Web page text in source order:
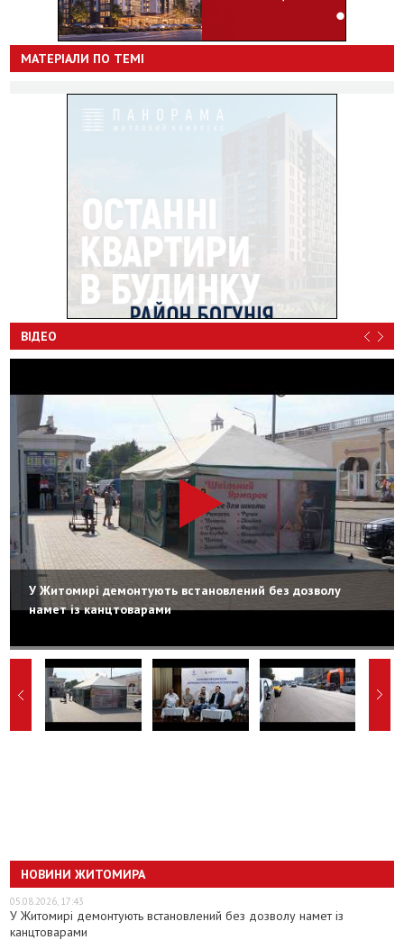
МАТЕРІАЛИ ПО ТЕМІ
ВІДЕО
У Житомирі демонтують встановлений без дозволу
намет із канцтоварами
НОВИНИ ЖИТОМИРА
05.08.2026, 17:43
У Житомирі демонтують встановлений без дозволу намет із
канцтоварами